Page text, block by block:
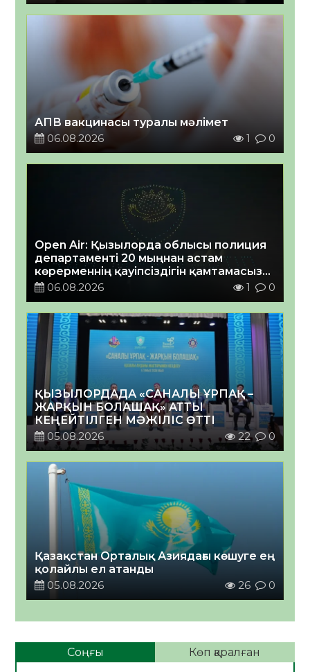
АПВ вакцинасы туралы мәлімет
06.08.2026
1 0
Open Air: Қызылорда облысы полиция
департаменті 20 мыңнан астам
көрерменнің қауіпсіздігін қамтамасыз
етті06.08.2026 1 0
ҚЫЗЫЛОРДАДА «САНАЛЫ ҰРПАҚ –
ЖАРҚЫН БОЛАШАҚ» АТТЫ
КЕҢЕЙТІЛГЕН МӘЖІЛІС ӨТТІ
05.08.2026
22 0
Қазақстан Орталық Азиядағы көшуге ең
қолайлы ел атанды
05.08.2026
26 0
Соңғы Көп қаралған